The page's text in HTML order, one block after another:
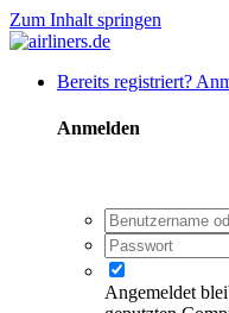
Zum Inhalt springen
Bereits registriert?
Anmelden
Angemeldet